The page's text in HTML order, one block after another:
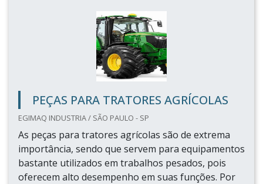
PEÇAS PARA TRATORES AGRÍCOLAS
EGIMAQ INDUSTRIA / SÃO PAULO - SP
As peças para tratores agrícolas são de extrema
importância, sendo que servem para equipamentos
bastante utilizados em trabalhos pesados, pois
oferecem alto desempenho em suas funções. Por